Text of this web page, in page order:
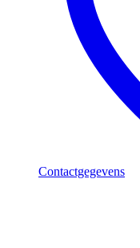
Contactgegevens